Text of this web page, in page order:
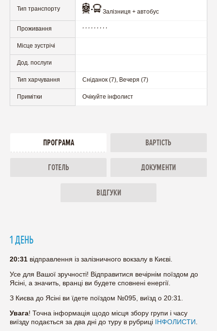
Тип транспорту Залізниця + автобус
Проживання , , , , , , , , ,
Місце зустрічі
Дод. послуги
Тип харчування Сніданок (7), Вечеря (7)
Примітки Очікуйте інфолист
ПРОГРАМА ВАРТІСТЬ
ГОТЕЛЬ ДОКУМЕНТИ
ВІДГУКИ
1 ДЕНЬ
20:31 відправлення із залізничного вокзалу в Києві.
Усе для Вашої зручності! Відправитися вечірнім поїздом до
Ясіні, а значить, вранці ви будете сповнені енергії.
З Києва до Ясіні ви їдете поїздом №095, виїзд о 20:31.
Увага! Точна інформація щодо місця збору групи і часу
виїзду подається за два дні до туру в рубриці ІНФОЛИСТИ